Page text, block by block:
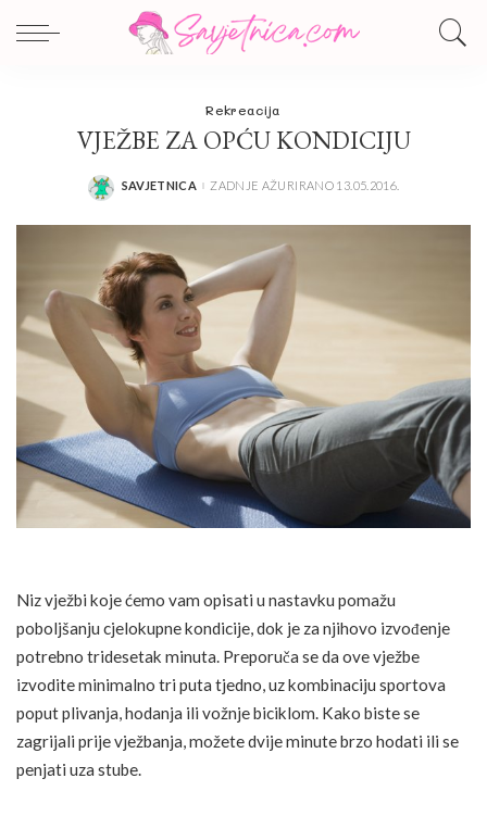
Rekreacija
VJEŽBE ZA OPĆU KONDICIJU
POSTED
SAVJETNICA ZADNJE AŽURIRANO 13.05.2016.
Niz vježbi koje ćemo vam opisati u nastavku pomažu
poboljšanju cjelokupne kondicije, dok je za njihovo izvođenje
potrebno tridesetak minuta. Preporuča se da ove vježbe
izvodite minimalno tri puta tjedno, uz kombinaciju sportova
poput plivanja, hodanja ili vožnje biciklom. Kako biste se
zagrijali prije vježbanja, možete dvije minute brzo hodati ili se
penjati uza stube.